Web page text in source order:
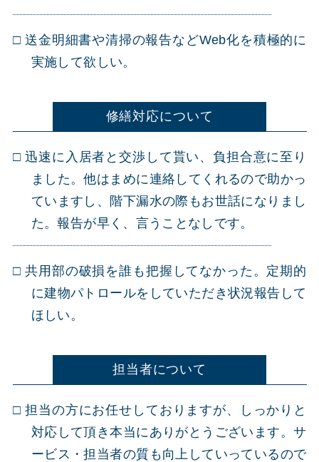
送金明細書や清掃の報告などWeb化を積極的に
実施して欲しい。
修繕対応について
迅速に入居者と交渉して貰い、負担合意に至り
ました。他はまめに連絡してくれるので助かっ
ていますし、階下漏水の際もお世話になりまし
た。報告が早く、言うことなしです。
共用部の破損を誰も把握してなかった。定期的
に建物パトロールをしていただき状況報告して
ほしい。
担当者について
担当の方にお任せしておりますが、しっかりと
対応して頂き本当にありがとうございます。サ
ービス・担当者の質も向上していっているので